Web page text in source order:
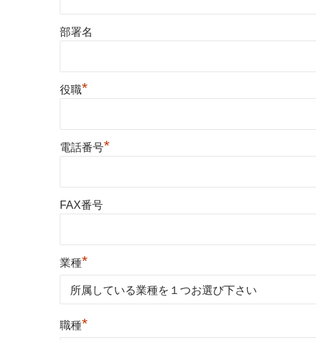
部署名
役職*
電話番号*
FAX番号
業種*
職種*